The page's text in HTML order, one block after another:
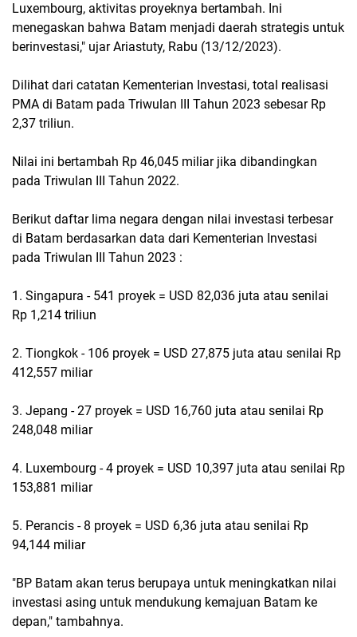
Luxembourg, aktivitas proyeknya bertambah. Ini
menegaskan bahwa Batam menjadi daerah strategis untuk
berinvestasi," ujar Ariastuty, Rabu (13/12/2023).
Dilihat dari catatan Kementerian Investasi, total realisasi
PMA di Batam pada Triwulan III Tahun 2023 sebesar Rp
2,37 triliun.
Nilai ini bertambah Rp 46,045 miliar jika dibandingkan
pada Triwulan III Tahun 2022.
Berikut daftar lima negara dengan nilai investasi terbesar
di Batam berdasarkan data dari Kementerian Investasi
pada Triwulan III Tahun 2023 :
1. Singapura - 541 proyek = USD 82,036 juta atau senilai
Rp 1,214 triliun
2. Tiongkok - 106 proyek = USD 27,875 juta atau senilai Rp
412,557 miliar
3. Jepang - 27 proyek = USD 16,760 juta atau senilai Rp
248,048 miliar
4. Luxembourg - 4 proyek = USD 10,397 juta atau senilai Rp
153,881 miliar
5. Perancis - 8 proyek = USD 6,36 juta atau senilai Rp
94,144 miliar
"BP Batam akan terus berupaya untuk meningkatkan nilai
investasi asing untuk mendukung kemajuan Batam ke
depan," tambahnya.